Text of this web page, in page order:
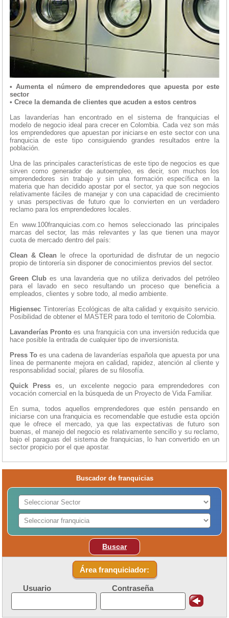
• Aumenta el número de emprendedores que apuesta por este
sector
• Crece la demanda de clientes que acuden a estos centros
Las lavanderías han encontrado en el sistema de franquicias el
modelo de negocio ideal para crecer en Colombia. Cada vez son más
los emprendedores que apuestan por iniciarse en este sector con una
franquicia de este tipo consiguiendo grandes resultados entre la
población.
Una de las principales características de este tipo de negocios es que
sirven como generador de autoempleo, es decir, son muchos los
emprendedores sin trabajo y sin una formación específica en la
materia que han decidido apostar por el sector, ya que son negocios
relativamente fáciles de manejar y con una capacidad de crecimiento
y unas perspectivas de futuro que lo convierten en un verdadero
reclamo para los emprendedores locales.
En www.100franquicias.com.co hemos seleccionado las principales
marcas del sector, las más relevantes y las que tienen una mayor
cuota de mercado dentro del país:
Clean & Clean le ofrece la oportunidad de disfrutar de un negocio
propio de tintorería sin disponer de conocimientos previos del sector.
Green Club es una lavanderia que no utiliza derivados del petróleo
para el lavado en seco resultando un proceso que beneficia a
empleados, clientes y sobre todo, al medio ambiente.
Higiensec Tintorerías Ecológicas de alta calidad y exquisito servicio.
Posibilidad de obtener el MASTER para todo el territorio de Colombia.
Lavanderías Pronto es una franquicia con una inversión reducida que
hace posible la entrada de cualquier tipo de inversionista.
Press To es una cadena de lavanderías española que apuesta por una
línea de permanente mejora en calidad, rapidez, atención al cliente y
responsabilidad social; pilares de su filosofía.
Quick Presses, un excelente negocio para emprendedores con
vocación comercial en la búsqueda de un Proyecto de Vida Familiar.
En suma, todos aquellos emprendedores que estén pensando en
iniciarse con una franquicia es recomendable que estudie esta opción
que le ofrece el mercado, ya que las expectativas de futuro son
buenas, el manejo del negocio es relativamente sencillo y su reclamo,
bajo el paraguas del sistema de franquicias, lo han convertido en un
sector propicio por el que apostar.
Buscador de franquicias
Buscar
Área franquiciador:
Usuario Contraseña